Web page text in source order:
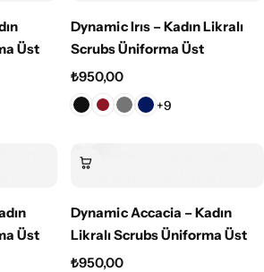
Üst
Dynamic Irıs – Kadın Likralı
Scrubs Üniforma Üst
₺950,00
+9
Üst
Dynamic Accacia – Kadın
Likralı Scrubs Üniforma Üst
₺950,00